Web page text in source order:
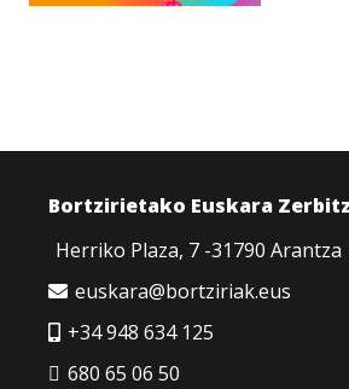
Bortzirietako Euskara
Herriko Plaza, 7 -31790 Arantza
euskara@bortziriak.eus
+34 948 634 125
680 65 06 50